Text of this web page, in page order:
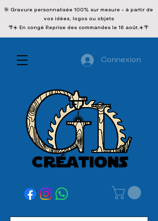
🎯 Gravure personnalisée 100% sur mesure – à partir de
vos idées, logos ou objets
🌴☀️ En congé Reprise des commandes le 16 août.☀️🌴
Connexion